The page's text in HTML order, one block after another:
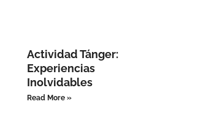
Actividad Tánger:
Experiencias
Inolvidables
Read More »